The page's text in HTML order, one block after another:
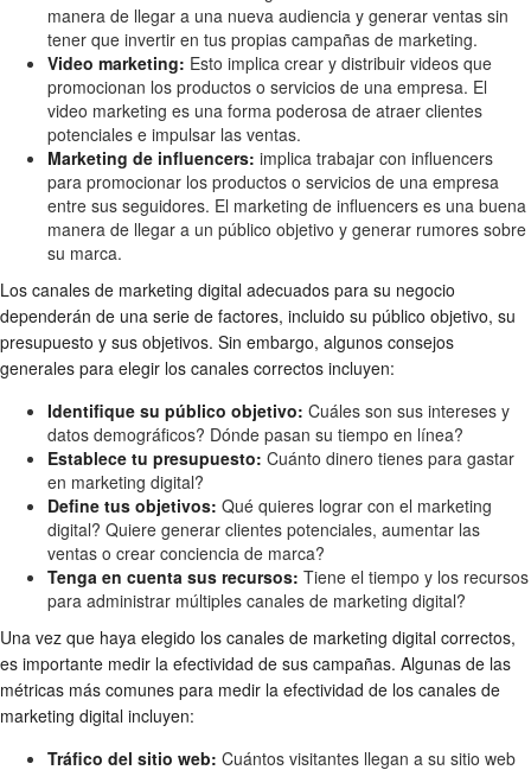
manera de llegar a una nueva audiencia y generar ventas sin
tener que invertir en tus propias campañas de marketing.
Video marketing: Esto implica crear y distribuir videos que
promocionan los productos o servicios de una empresa. El
video marketing es una forma poderosa de atraer clientes
potenciales e impulsar las ventas.
Marketing de influencers: implica trabajar con influencers
para promocionar los productos o servicios de una empresa
entre sus seguidores. El marketing de influencers es una buena
manera de llegar a un público objetivo y generar rumores sobre
su marca.
Los canales de marketing digital adecuados para su negocio
dependerán de una serie de factores, incluido su público objetivo, su
presupuesto y sus objetivos. Sin embargo, algunos consejos
generales para elegir los canales correctos incluyen:
Identifique su público objetivo: Cuáles son sus intereses y
datos demográficos? Dónde pasan su tiempo en línea?
Establece tu presupuesto: Cuánto dinero tienes para gastar
en marketing digital?
Define tus objetivos: Qué quieres lograr con el marketing
digital? Quiere generar clientes potenciales, aumentar las
ventas o crear conciencia de marca?
Tenga en cuenta sus recursos: Tiene el tiempo y los recursos
para administrar múltiples canales de marketing digital?
Una vez que haya elegido los canales de marketing digital correctos,
es importante medir la efectividad de sus campañas. Algunas de las
métricas más comunes para medir la efectividad de los canales de
marketing digital incluyen:
Tráfico del sitio web: Cuántos visitantes llegan a su sitio web